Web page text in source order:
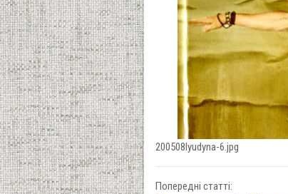
200508lyudyna-6.jpg
Попередні статті: